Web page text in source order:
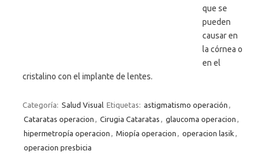
que se
pueden
causar en
la córnea o
en el
cristalino con el implante de lentes.
Categoría: Salud Visual Etiquetas: astigmatismo operación ,
Cataratas operacion , Cirugia Cataratas , glaucoma operacion ,
hipermetropía operacion , Miopía operacion , operacion lasik ,
operacion presbicia